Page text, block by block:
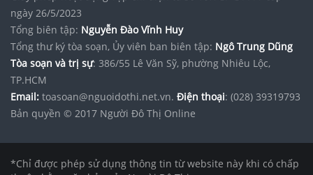
ngày 26/5/2023
Tổng biên tập: Nguyễn Đào Vĩnh Huy
Tổng thư ký tòa soạn, Ủy viên ban biên tập: Ngô Trung Dũng
Tòa soạn và trị sự: 386/55 Lê Văn Sỹ, phường Nhiêu Lộc,
TP.HCM
Email: toasoan@nguoidothi.net.vn. Điện thoại: (028) 39319793
Bản quyền © 2017 Người Đô Thị Online
*Chỉ được phép sử dụng thông tin từ website này khi có chấp